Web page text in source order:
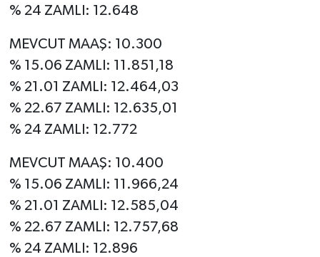
% 24 ZAMLI: 12.648
MEVCUT MAAŞ: 10.300
% 15.06 ZAMLI: 11.851,18
% 21.01 ZAMLI: 12.464,03
% 22.67 ZAMLI: 12.635,01
% 24 ZAMLI: 12.772
MEVCUT MAAŞ: 10.400
% 15.06 ZAMLI: 11.966,24
% 21.01 ZAMLI: 12.585,04
% 22.67 ZAMLI: 12.757,68
% 24 ZAMLI: 12.896